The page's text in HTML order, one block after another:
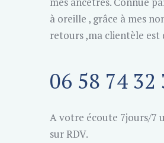
à oreille , grâce à mes
retours ,ma clientèle est
06 58 74 32
A votre écoute 7jours/7
sur RDV.